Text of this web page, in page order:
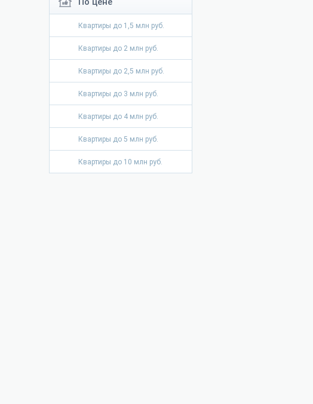
Квартиры до 1,5 млн руб.
Квартиры до 2 млн руб.
Квартиры до 2,5 млн руб.
Квартиры до 3 млн руб.
Квартиры до 4 млн руб.
Квартиры до 5 млн руб.
Квартиры до 10 млн руб.